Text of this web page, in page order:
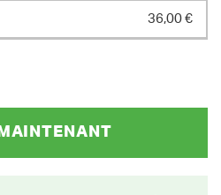
36,00 €